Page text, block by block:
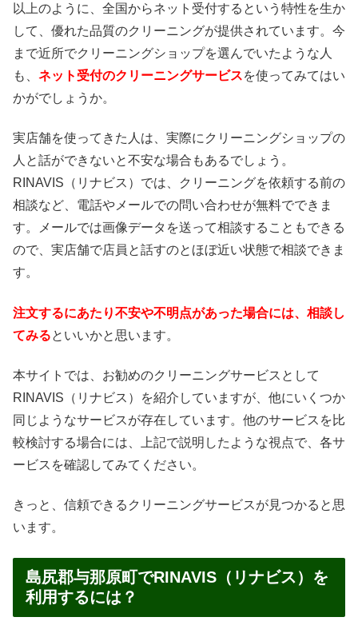
以上のように、全国からネット受付するという特性を生か
して、優れた品質のクリーニングが提供されています。今
まで近所でクリーニングショップを選んでいたような人
も、 ネット受付のクリーニングサービスを使ってみてはい
かがでしょうか。
実店舗を使ってきた人は、実際にクリーニングショップの
人と話ができないと不安な場合もあるでしょう。
RINAVIS（リナビス）では、クリーニングを依頼する前の
相談など、電話やメールでの問い合わせが無料でできま
す。メールでは画像データを送って相談することもできる
ので、実店舗で店員と話すのとほぼ近い状態で相談できま
す。
注文するにあたり不安や不明点があった場合には、相談し
てみるといいかと思います。
本サイトでは、お勧めのクリーニングサービスとして
RINAVIS（リナビス）を紹介していますが、他にいくつか
同じようなサービスが存在しています。他のサービスを比
較検討する場合には、上記で説明したような視点で、各サ
ービスを確認してみてください。
きっと、信頼できるクリーニングサービスが見つかると思
います。
島尻郡与那原町でRINAVIS（リナビス）を
利用するには？